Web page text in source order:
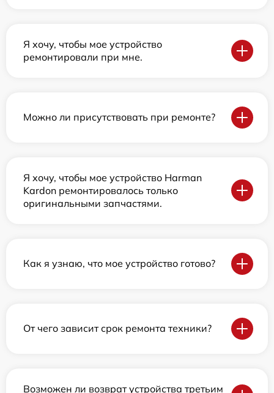
Я хочу, чтобы мое устройство
ремонтировали при мне.
Можно ли присутствовать при ремонте?
Я хочу, чтобы мое устройство Harman
Kardon ремонтировалось только
оригинальными запчастями.
Как я узнаю, что мое устройство готово?
От чего зависит срок ремонта техники?
Возможен ли возврат устройства третьим